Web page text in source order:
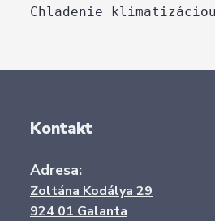
Chladenie
Kontakt
Adresa:
Zoltána Kodálya 29
924 01 Galanta